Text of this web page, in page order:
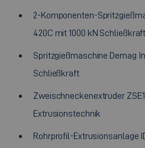
2-Komponenten-
420C mit 1000 kN Schließkraft
Spritzgießmaschine Demag
Schließkraft
Zweischneckenextruder
Extrusionstechnik
Rohrprofil-Extrusionsanlage